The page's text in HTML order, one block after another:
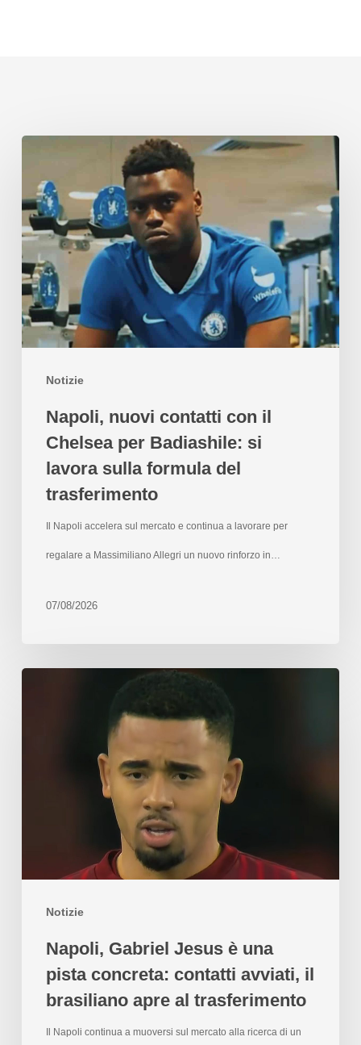
Notizie
Napoli, nuovi contatti con il
Chelsea per Badiashile: si
lavora sulla formula del
trasferimento
Il Napoli accelera sul mercato e continua a lavorare per
regalare a Massimiliano Allegri un nuovo rinforzo in…
07/08/2026
Notizie
Napoli, Gabriel Jesus è una
pista concreta: contatti avviati, il
brasiliano apre al trasferimento
Il Napoli continua a muoversi sul mercato alla ricerca di un